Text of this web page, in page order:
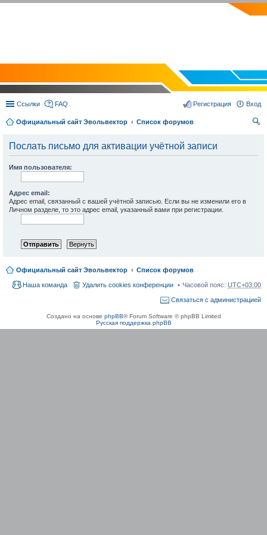
Ссылки FAQ Вход
Регистрация
Официальный сайт Эвольвектор
Список форумов
Послать письмо для активации учётной записи
Имя пользователя:
Адрес email:
Адрес email, связанный с вашей учётной записью. Если вы не изменили его в
Личном разделе, то это адрес email, указанный вами при регистрации.
Официальный сайт Эвольвектор Список форумов
Часовой пояс: UTC+03:00
Удалить cookies конференции
Наша команда
Связаться с администрацией
Создано на основе phpBB® Forum Software © phpBB Limited
Русская поддержка phpBB